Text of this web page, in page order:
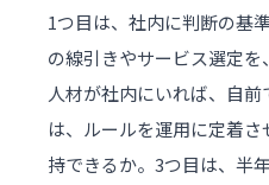
1つ目は、社内に判断の基
の線引きやサービス選定
人材が社内にいれば、自
は、ルールを運用に定着
持できるか。3つ目は、半